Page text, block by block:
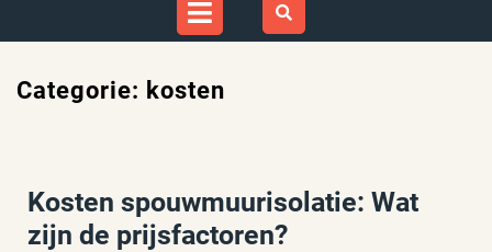
Categorie: kosten
Kosten spouwmuurisolatie: Wat
zijn de prijsfactoren?